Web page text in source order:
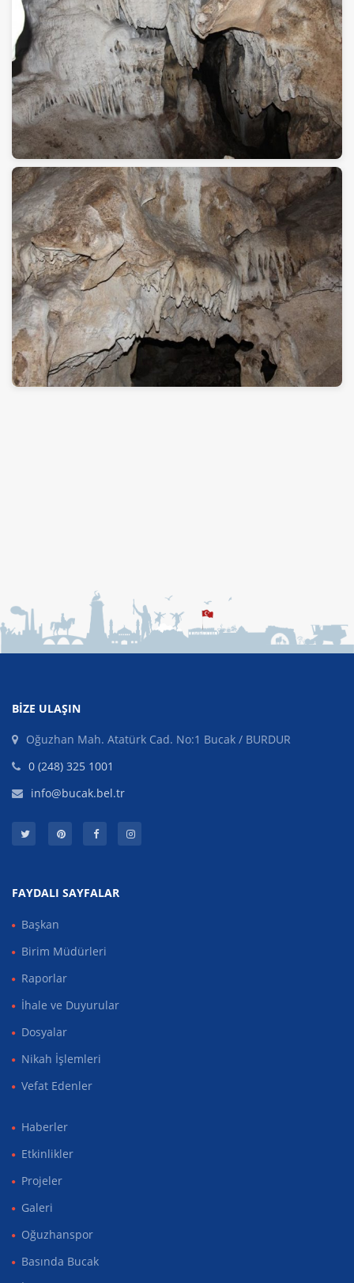
BIZE ULAŞIN
Oğuzhan Mah. Atatürk Cad. No:1 Bucak / BURDUR
0 (248) 325 1001
info@bucak.bel.tr
FAYDALI SAYFALAR
Başkan
Birim Müdürleri
Raporlar
İhale ve Duyurular
Dosyalar
Nikah İşlemleri
Vefat Edenler
Haberler
Etkinlikler
Projeler
Galeri
Oğuzhanspor
Basında Bucak